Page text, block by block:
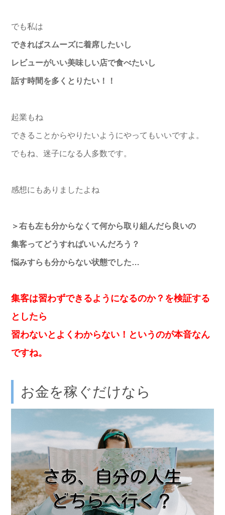
でも私は
できればスムーズに着席したいし
レビューがいい美味しい店で食べたいし
話す時間を多くとりたい！！
起業もね
できることからやりたいようにやってもいいですよ。
でもね、迷子になる人多数です。
感想にもありましたよね
＞右も左も分からなくて何から取り組んだら良いの
集客ってどうすればいいんだろう？
悩みすらも分からない状態でした…
集客は習わずできるようになるのか？を検証する
としたら
習わないとよくわからない！というのが本音なん
ですね。
お金を稼ぐだけなら